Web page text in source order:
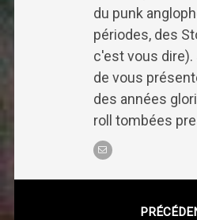
du punk
périodes, des
c'est vous
de vous
des années
roll tombées